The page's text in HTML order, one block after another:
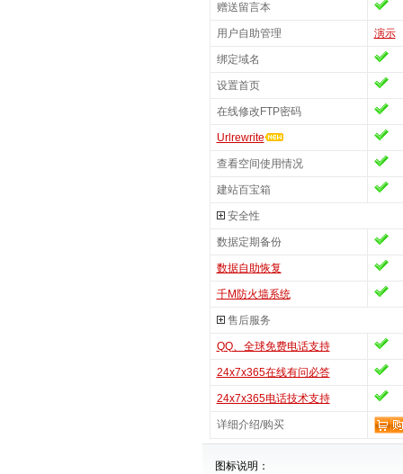
赠送留言本
用户自助管理 演示
绑定域名
设置首页
在线修改FTP密码
Urlrewrite
查看空间使用情况
建站百宝箱
安全性
数据定期备份
数据自助恢复
千M防火墙系统
售后服务
QQ、全球免费电话支持
24x7x365在线有问必答
24x7x365电话技术支持
详细介绍/购买
图标说明：